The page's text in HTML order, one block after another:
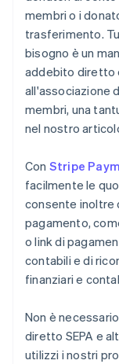
membri o i
trasferimento.
bisogno è un
addebito diretto
all'associazione
membri, una
nel nostro
Con Stripe
facilmente le
consente inoltre
pagamento,
o link di
contabili e di
finanziari e
Non è
diretto SEPA e
utilizzi i nostri